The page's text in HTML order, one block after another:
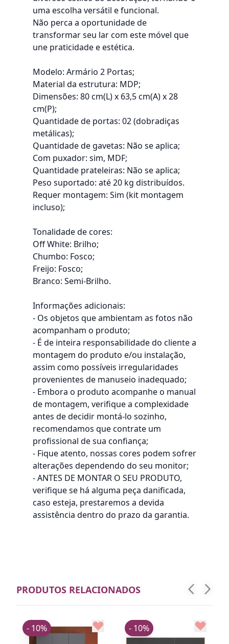
uma escolha versátil e funcional.
Não perca a oportunidade de
transformar seu lar com este móvel que
une praticidade e estética.
Modelo: Armário 2 Portas;
Material da estrutura: MDP;
Dimensões: 80 cm(L) x 63,5 cm(A) x 28
cm(P);
Quantidade de portas: 02 (dobradiças
metálicas);
Quantidade de gavetas: Não se aplica;
Com puxador: sim, MDF;
Quantidade prateleiras: Não se aplica;
Peso suportado: até 20 kg distribuídos.
Requer montagem: Sim (kit montagem
incluso);
Tonalidade de cores:
Off White: Brilho;
Chumbo: Fosco;
Freijo: Fosco;
Branco: Semi-Brilho.
Informações adicionais:
- Os objetos que ambientam as fotos não
acompanham o produto;
- É de inteira responsabilidade do cliente a
montagem do produto e/ou instalação,
assim como possíveis irregularidades
provenientes de manuseio inadequado;
- Embora o produto acompanhe o manual
de montagem, verifique a complexidade
antes de decidir montá-lo sozinho,
recomendamos que contrate um
profissional de sua confiança;
- Fique atento, nossas cores podem sofrer
alterações dependendo do seu monitor;
- ANTES DE MONTAR O SEU PRODUTO,
verifique se há alguma peça danificada,
caso esteja, prestaremos a devida
assistência dentro do prazo da garantia.
PRODUTOS RELACIONADOS
- 10% - 10%